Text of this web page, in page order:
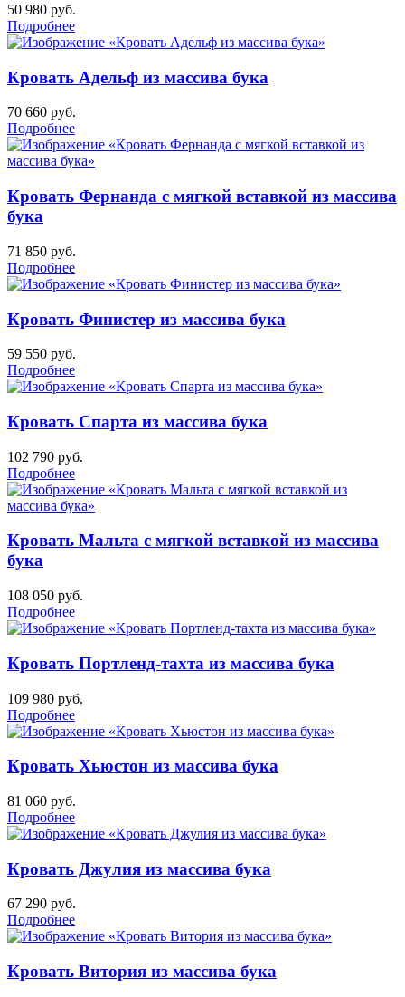
50 980 руб.
Подробнее
Кровать Адельф из массива бука
70 660 руб.
Подробнее
Кровать Фернанда с мягкой вставкой из массива
бука
71 850 руб.
Подробнее
Кровать Финистер из массива бука
59 550 руб.
Подробнее
Кровать Спарта из массива бука
102 790 руб.
Подробнее
Кровать Мальта с мягкой вставкой из массива
бука
108 050 руб.
Подробнее
Кровать Портленд-тахта из массива бука
109 980 руб.
Подробнее
Кровать Хьюстон из массива бука
81 060 руб.
Подробнее
Кровать Джулия из массива бука
67 290 руб.
Подробнее
Кровать Витория из массива бука